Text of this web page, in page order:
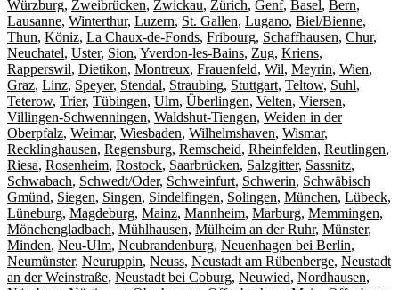
Würzburg, Zweibrücken, Zwickau, Zürich, Genf, Basel, Bern,
Lausanne, Winterthur, Luzern, St. Gallen, Lugano, Biel/Bienne,
Thun, Köniz, La Chaux-de-Fonds, Fribourg, Schaffhausen, Chur,
Neuchatel, Uster, Sion, Yverdon-les-Bains, Zug, Kriens,
Rapperswil, Dietikon, Montreux, Frauenfeld, Wil, Meyrin, Wien,
Graz, Linz, Speyer, Stendal, Straubing, Stuttgart, Teltow, Suhl,
Teterow, Trier, Tübingen, Ulm, Überlingen, Velten, Viersen,
Villingen-Schwenningen, Waldshut-Tiengen, Weiden in der
Oberpfalz, Weimar, Wiesbaden, Wilhelmshaven, Wismar,
Recklinghausen, Regensburg, Remscheid, Rheinfelden, Reutlingen,
Riesa, Rosenheim, Rostock, Saarbrücken, Salzgitter, Sassnitz,
Schwabach, Schwedt/Oder, Schweinfurt, Schwerin, Schwäbisch
Gmünd, Siegen, Singen, Sindelfingen, Solingen, München, Lübeck,
Lüneburg, Magdeburg, Mainz, Mannheim, Marburg, Memmingen,
Mönchengladbach, Mühlhausen, Mülheim an der Ruhr, Münster,
Minden, Neu-Ulm, Neubrandenburg, Neuenhagen bei Berlin,
Neumünster, Neuruppin, Neuss, Neustadt am Rübenberge, Neustadt
an der Weinstraße, Neustadt bei Coburg, Neuwied, Nordhausen,